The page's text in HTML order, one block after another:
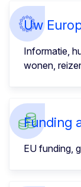
Uw
Informatie,
wonen,
Funding
EU funding,